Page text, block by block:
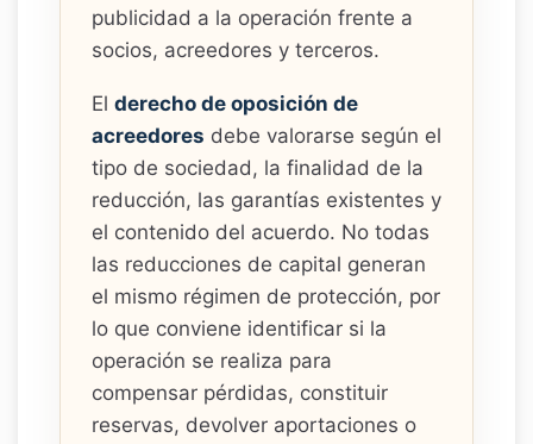
publicidad a la operación frente a
socios, acreedores y terceros.
El derecho de oposición de
acreedores debe valorarse según el
tipo de sociedad, la finalidad de la
reducción, las garantías existentes y
el contenido del acuerdo. No todas
las reducciones de capital generan
el mismo régimen de protección, por
lo que conviene identificar si la
operación se realiza para
compensar pérdidas, constituir
reservas, devolver aportaciones o